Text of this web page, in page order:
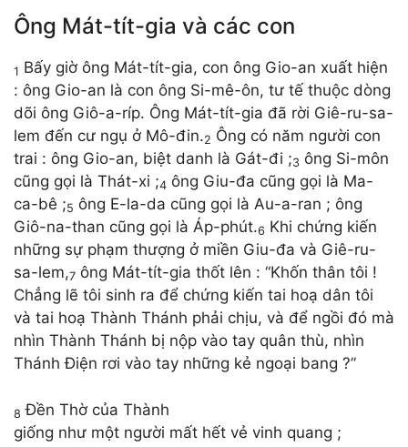
Ông Mát-tít-gia và các con
1 Bấy giờ ông Mát-tít-gia, con ông Gio-an xuất hiện
: ông Gio-an là con ông Si-mê-ôn, tư tế thuộc dòng
dõi ông Giô-a-ríp. Ông Mát-tít-gia đã rời Giê-ru-sa-
lem đến cư ngụ ở Mô-đin.2 Ông có năm người con
trai : ông Gio-an, biệt danh là Gát-đi ;3 ông Si-môn
cũng gọi là Thát-xi ;4 ông Giu-đa cũng gọi là Ma-
ca-bê ;5 ông E-la-da cũng gọi là Au-a-ran ; ông
Giô-na-than cũng gọi là Áp-phút.6 Khi chứng kiến
những sự phạm thượng ở miền Giu-đa và Giê-ru-
sa-lem,7 ông Mát-tít-gia thốt lên : “Khốn thân tôi !
Chẳng lẽ tôi sinh ra để chứng kiến tai hoạ dân tôi
và tai hoạ Thành Thánh phải chịu, và để ngồi đó mà
nhìn Thành Thánh bị nộp vào tay quân thù, nhìn
Thánh Điện rơi vào tay những kẻ ngoại bang ?”
8 Đền Thờ của Thành
giống như một người mất hết vẻ vinh quang ;